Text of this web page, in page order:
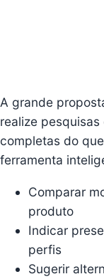
A grande
realize
completas do
ferramenta
Comparar
produto
Indicar
perfis
Sugerir